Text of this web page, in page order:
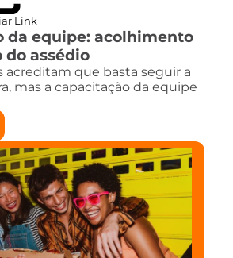
Link
da equipe: acolhimento
do assédio
acreditam que basta seguir a
mas a capacitação da equipe